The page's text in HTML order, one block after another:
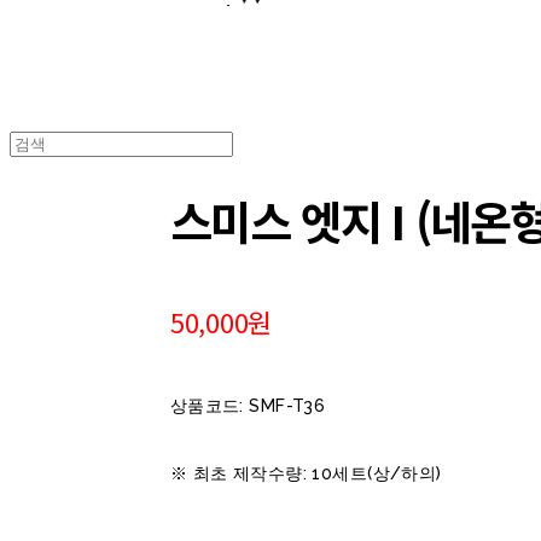
스미스 엣지 I (네온
50,000원
상품코드: SMF-T36
※ 최초 제작수량: 10세트(상/하의)